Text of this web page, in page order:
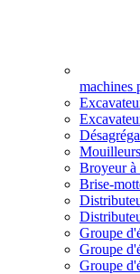
machines
Broyeur à
Brise-
Groupe
Groupe
Groupe